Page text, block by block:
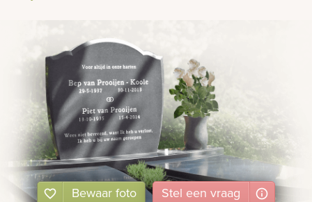
Bewaar foto Stel een vraag